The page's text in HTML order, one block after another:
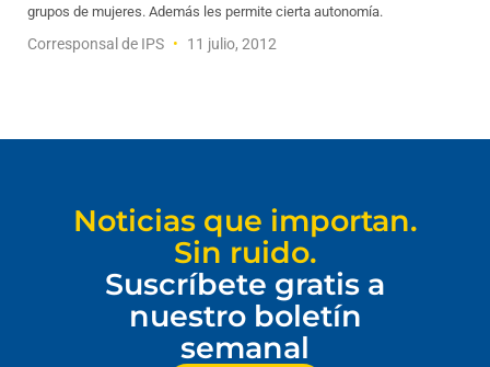
grupos de mujeres. Además les permite cierta autonomía.
Corresponsal de IPS 11 julio, 2012
Noticias que importan.
Sin ruido.
Suscríbete gratis a
nuestro boletín
semanal